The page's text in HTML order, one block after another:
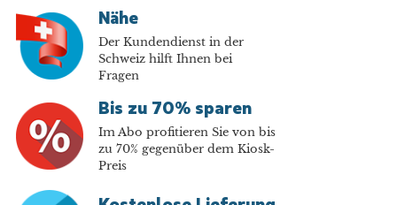
Nähe
Der Kundendienst in der
Schweiz hilft Ihnen bei
Fragen
Bis zu 70% sparen
Im Abo profitieren Sie von bis
zu 70% gegenüber dem Kiosk-
Preis